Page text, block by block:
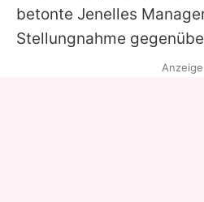
betonte Jenelles
Stellungnahme
Anzeige